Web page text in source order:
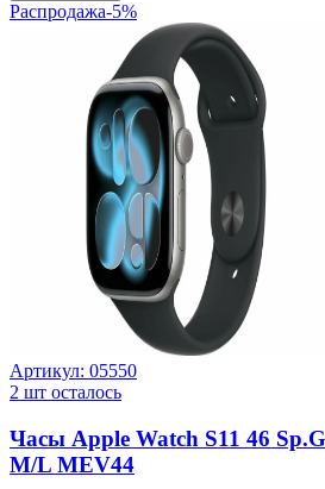
Распродажа-5%
Артикул: 05550
2 шт осталось
Часы Apple Watch S11 46
M/L MEV44